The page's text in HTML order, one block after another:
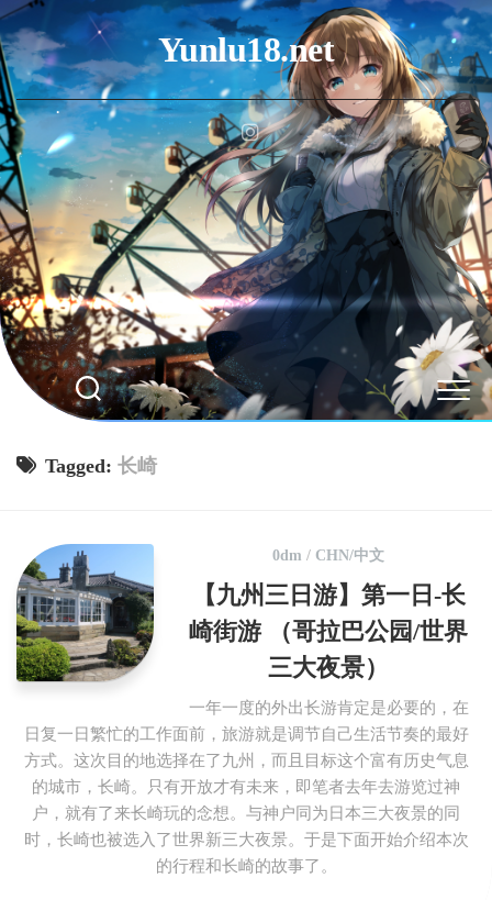
Skip
to
content
Yunlu18.net
Tagged: 长崎
0dm / CHN/中文
【九州三日游】第一日-长
崎街游 （哥拉巴公园/世界
三大夜景）
一年一度的外出长游肯定是必要的，在
日复一日繁忙的工作面前，旅游就是调节自己生活节奏的最好
方式。这次目的地选择在了九州，而且目标这个富有历史气息
的城市，长崎。只有开放才有未来，即笔者去年去游览过神
户，就有了来长崎玩的念想。与神户同为日本三大夜景的同
时，长崎也被选入了世界新三大夜景。于是下面开始介绍本次
的行程和长崎的故事了。